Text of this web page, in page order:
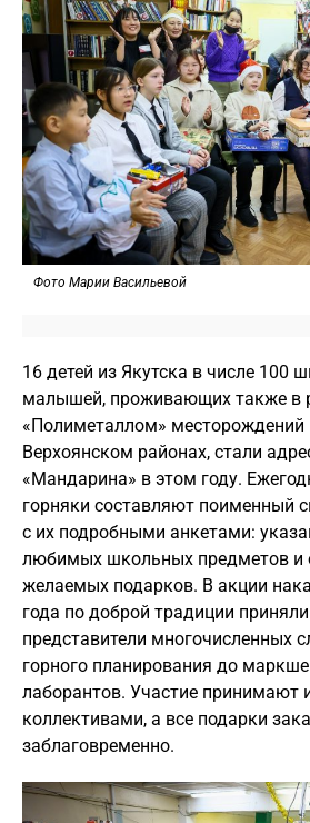
Фото Марии Васильевой
16 детей из Якутска в числе 100
малышей, проживающих также в
«Полиметаллом»
Верхоянском районах, стали
«Мандарина» в этом году.
горняки составляют поименный
с их подробными анкетами:
любимых школьных предметов и
желаемых подарков. В акции
года по доброй традиции
представители многочисленных
горного планирования до
лаборантов. Участие принимают
коллективами, а все подарки
заблаговременно.